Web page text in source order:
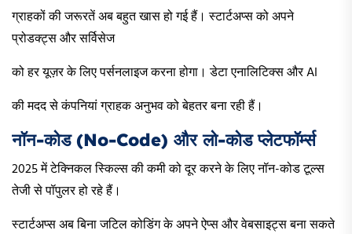
ग्राहकों की जरूरतें अब बहुत खास हो गई हैं। स्टार्टअप्स को अपने
प्रोडक्ट्स और सर्विसेज
को हर यूज़र के लिए पर्सनलाइज करना होगा। डेटा एनालिटिक्स और AI
की मदद से कंपनियां ग्राहक अनुभव को बेहतर बना रही हैं।
नॉन-कोड (No-Code) और लो-कोड प्लेटफॉर्म्स
2025 में टेक्निकल स्किल्स की कमी को दूर करने के लिए नॉन-कोड टूल्स
तेजी से पॉपुलर हो रहे हैं।
स्टार्टअप्स अब बिना जटिल कोडिंग के अपने ऐप्स और वेबसाइट्स बना सकते